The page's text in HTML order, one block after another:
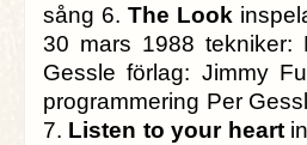
sång 6. The Look
30 mars 1988 tekniker:
Gessle förlag: Jimmy
programmering Per
7. Listen to your heart